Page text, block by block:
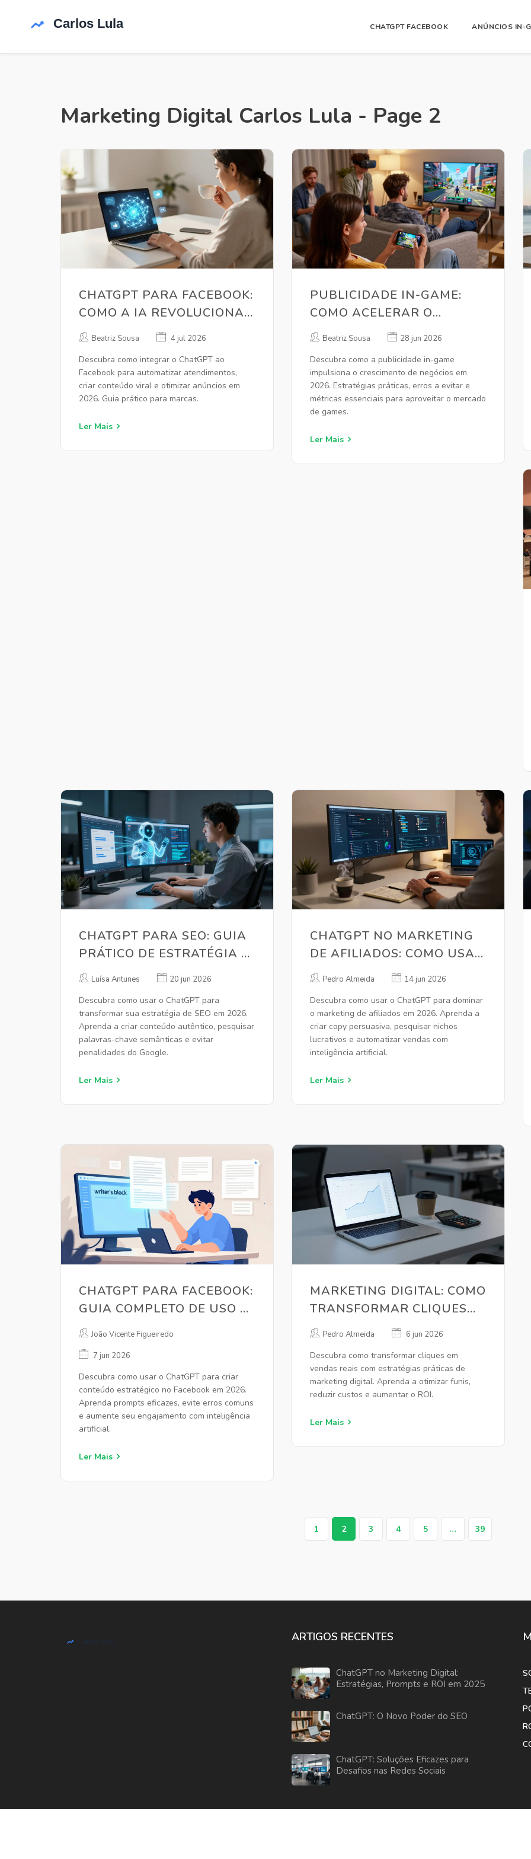
CHATGPT FACEBOOK ANÚNCIOS IN-
Marketing Digital Carlos Lula - Page 2
CHATGPT PARA FACEBOOK:
COMO A IA REVOLUCIONA
O MARKETING E
Beatriz Sousa 4 jul 2026
Descubra como integrar o ChatGPT ao
Facebook para automatizar atendimentos,
criar conteúdo viral e otimizar anúncios em
2026. Guia prático para marcas.
Ler Mais
PUBLICIDADE IN-GAME:
COMO ACELERAR O
CRESCIMENTO DO SEU
Beatriz Sousa 28 jun 2026
Descubra como a publicidade in-game
impulsiona o crescimento de negócios em
2026. Estratégias práticas, erros a evitar e
métricas essenciais para aproveitar o mercado
de games.
Ler Mais
CHATGPT PARA SEO: GUIA
PRÁTICO DE ESTRATÉGIA E
USO EM 2026
Luísa Antunes 20 jun 2026
Descubra como usar o ChatGPT para
transformar sua estratégia de SEO em 2026.
Aprenda a criar conteúdo autêntico, pesquisar
palavras-chave semânticas e evitar
penalidades do Google.
Ler Mais
CHATGPT NO MARKETING
DE AFILIADOS: COMO USAR
IA PARA VENDER MAIS EM
Pedro Almeida 14 jun 2026
Descubra como usar o ChatGPT para dominar
o marketing de afiliados em 2026. Aprenda a
criar copy persuasiva, pesquisar nichos
lucrativos e automatizar vendas com
inteligência artificial.
Ler Mais
CHATGPT PARA FACEBOOK:
GUIA COMPLETO DE USO E
ESTRATÉGIA EM 2026
João Vicente Figueiredo
7 jun 2026
Descubra como usar o ChatGPT para criar
conteúdo estratégico no Facebook em 2026.
Aprenda prompts eficazes, evite erros comuns
e aumente seu engajamento com inteligência
artificial.
Ler Mais
MARKETING DIGITAL: COMO
TRANSFORMAR CLIQUES
EM VENDAS REAIS
Pedro Almeida 6 jun 2026
Descubra como transformar cliques em
vendas reais com estratégias práticas de
marketing digital. Aprenda a otimizar funis,
reduzir custos e aumentar o ROI.
Ler Mais
1 2 3 4 5 … 39
ARTIGOS RECENTES
ChatGPT no Marketing Digital:
Estratégias, Prompts e ROI em 2025
ChatGPT: O Novo Poder do SEO
ChatGPT: Soluções Eficazes para
Desafios nas Redes Sociais